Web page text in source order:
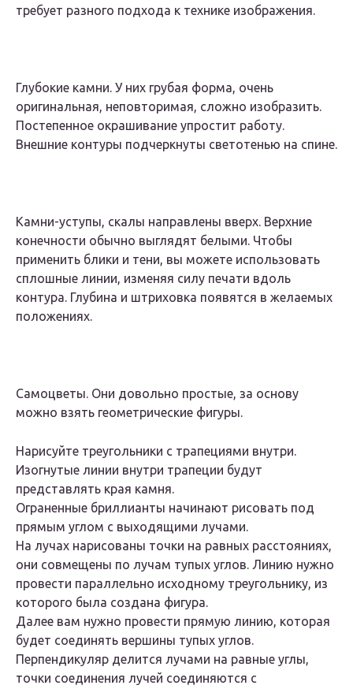
требует разного подхода к технике изображения.
Глубокие камни. У них грубая форма, очень
оригинальная, неповторимая, сложно изобразить.
Постепенное окрашивание упростит работу.
Внешние контуры подчеркнуты светотенью на спине.
Камни-уступы, скалы направлены вверх. Верхние
конечности обычно выглядят белыми. Чтобы
применить блики и тени, вы можете использовать
сплошные линии, изменяя силу печати вдоль
контура. Глубина и штриховка появятся в желаемых
положениях.
Самоцветы. Они довольно простые, за основу
можно взять геометрические фигуры.
Нарисуйте треугольники с трапециями внутри.
Изогнутые линии внутри трапеции будут
представлять края камня.
Ограненные бриллианты начинают рисовать под
прямым углом с выходящими лучами.
На лучах нарисованы точки на равных расстояниях,
они совмещены по лучам тупых углов. Линию нужно
провести параллельно исходному треугольнику, из
которого была создана фигура.
Далее вам нужно провести прямую линию, которая
будет соединять вершины тупых углов.
Перпендикуляр делится лучами на равные углы,
точки соединения лучей соединяются с